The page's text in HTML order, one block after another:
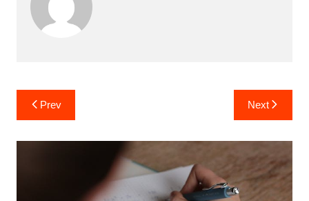
Post
navigation
Prev Next